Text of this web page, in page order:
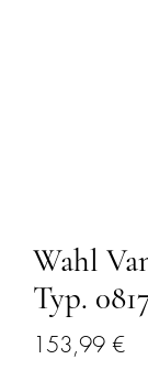
Wahl
Typ.
153,99 €